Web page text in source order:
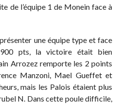
de l’équipe 1 de Monein face à
une équipe type et face
pts, la victoire était bien
Arrozez remporte les 2 points
Manzoni, Mael Gueffet et
mais les Palois étaient plus
N. Dans cette poule difficile,